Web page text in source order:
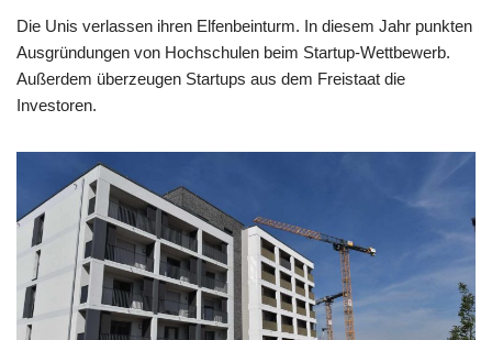
Die Unis verlassen ihren Elfenbeinturm. In diesem Jahr punkten
Ausgründungen von Hochschulen beim Startup-Wettbewerb.
Außerdem überzeugen Startups aus dem Freistaat die
Investoren.